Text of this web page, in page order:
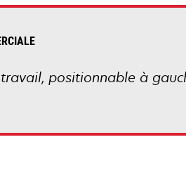
positionnable à